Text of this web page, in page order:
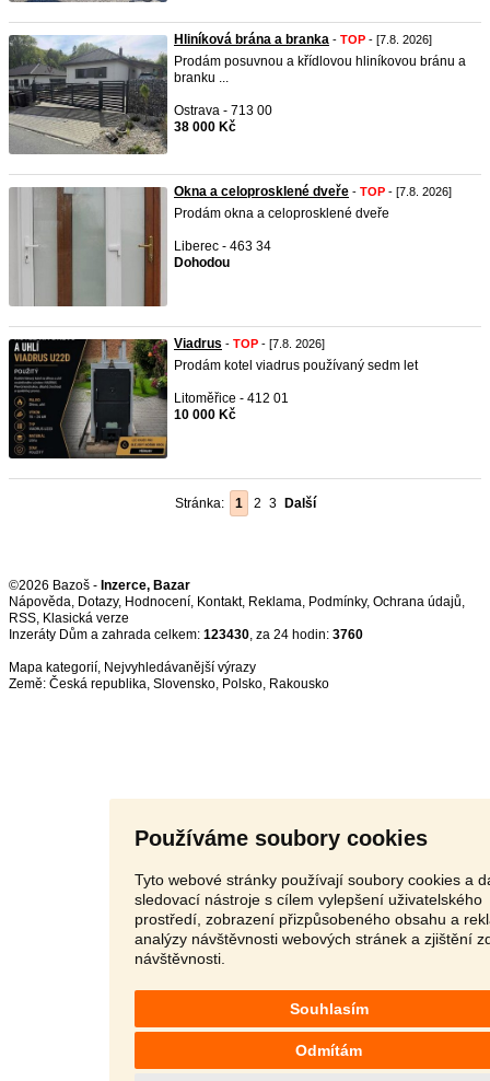
Používáme soubory cookies
Tyto webové stránky používají soubory cookies a
sledovací nástroje s cílem vylepšení uživatelského
prostředí, zobrazení přizpůsobeného obsahu a
analýzy návštěvnosti webových stránek a zjištění
návštěvnosti.
Souhlasím
Odmítám
Hliníková brána a branka - TOP - [7.8. 2026]
Prodám posuvnou a křídlovou hliníkovou bránu a
branku ...
Ostrava - 713 00
38 000 Kč
Okna a celoprosklené dveře - TOP - [7.8. 2026]
Prodám okna a celoprosklené dveře
Liberec - 463 34
Dohodou
Viadrus - TOP - [7.8. 2026]
Prodám kotel viadrus používaný sedm let
Litoměřice - 412 01
10 000 Kč
Stránka: 1 2 3 Další
©2026 Bazoš - Inzerce, Bazar
Nápověda, Dotazy, Hodnocení, Kontakt, Reklama, Podmínky, Ochrana údajů,
RSS,
Inzeráty Dům a zahrada celkem: 123430, za 24 hodin: 3760
Mapa kategorií, Nejvyhledávanější výrazy
Země: Česká republika, Slovensko, Polsko, Rakousko